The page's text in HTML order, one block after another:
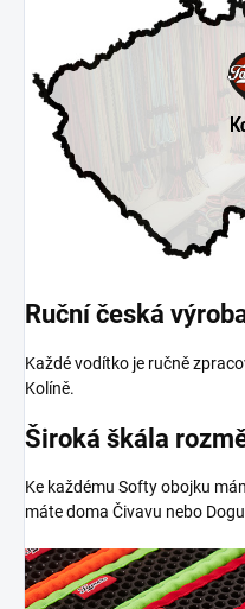
Ruční česká
Každé vodítko je ručně
Kolíně.
Široká škála
Ke každému Softy obojku
máte doma Čivavu nebo